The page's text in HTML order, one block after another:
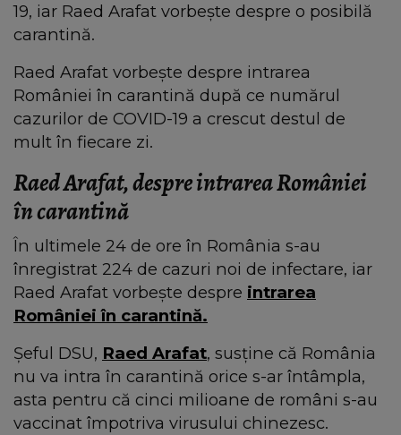
19, iar Raed Arafat vorbește despre o posibilă
carantină.
Raed Arafat vorbește despre intrarea
României în carantină după ce numărul
cazurilor de COVID-19 a crescut destul de
mult în fiecare zi.
Raed Arafat, despre intrarea României
în carantină
În ultimele 24 de ore în România s-au
înregistrat 224 de cazuri noi de infectare, iar
Raed Arafat vorbește despre intrarea
României în carantină.
Șeful DSU, Raed Arafat, susține că România
nu va intra în carantină orice s-ar întâmpla,
asta pentru că cinci milioane de români s-au
vaccinat împotriva virusului chinezesc.